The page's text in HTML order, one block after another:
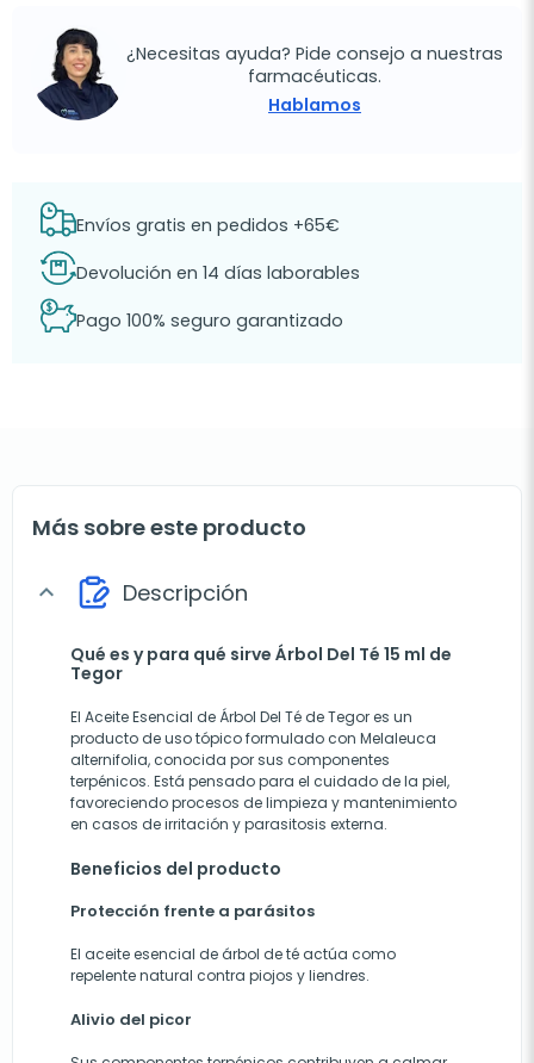
¿Necesitas ayuda? Pide consejo a nuestras
farmacéuticas.
Hablamos
Envíos gratis en pedidos +65€
Devolución en 14 días laborables
Pago 100% seguro garantizado
Más sobre este producto
expand_more Descripción
Qué es y para qué sirve Árbol Del Té 15 ml de
Tegor
El Aceite Esencial de Árbol Del Té de Tegor es un
producto de uso tópico formulado con Melaleuca
alternifolia, conocida por sus componentes
terpénicos. Está pensado para el cuidado de la piel,
favoreciendo procesos de limpieza y mantenimiento
en casos de irritación y parasitosis externa.
Beneficios del producto
Protección frente a parásitos
El aceite esencial de árbol de té actúa como
repelente natural contra piojos y liendres.
Alivio del picor